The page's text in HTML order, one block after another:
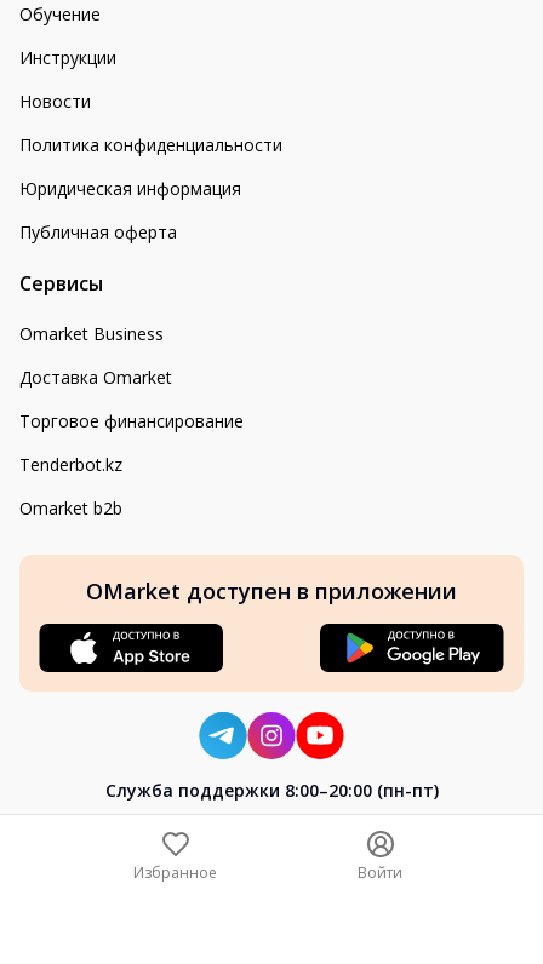
Обучение
Инструкции
Новости
Политика конфиденциальности
Юридическая информация
Публичная оферта
Сервисы
Omarket Business
Доставка Omarket
Торговое финансирование
Tenderbot.kz
Omarket b2b
OMarket доступен в приложении
Cлужба поддержки 8:00–20:00 (пн-пт)
Избранное Войти